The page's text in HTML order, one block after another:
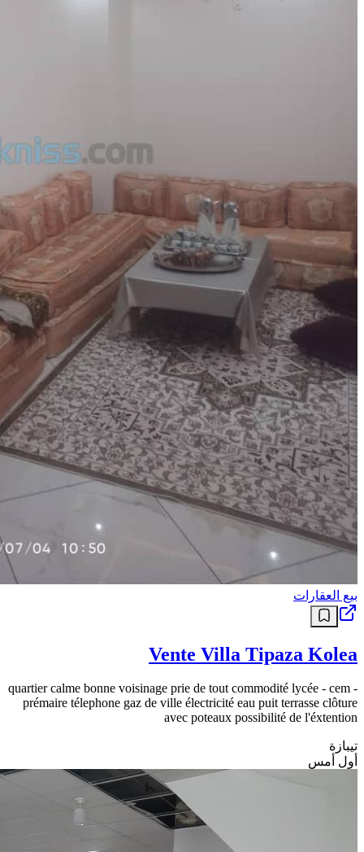
بيع العقارات
Vente Villa Tipaza Kolea
quartier calme bonne voisinage prie de tout commodité lycée - cem -
prémaire télephone gaz de ville électricité eau puit terrasse clôture
avec poteaux possibilité de l'éxtention
تيبازة
أول أمس